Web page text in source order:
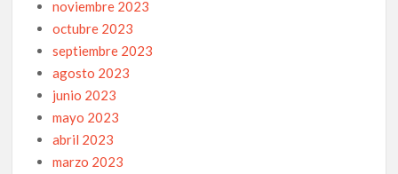
noviembre 2023
octubre 2023
septiembre 2023
agosto 2023
junio 2023
mayo 2023
abril 2023
marzo 2023